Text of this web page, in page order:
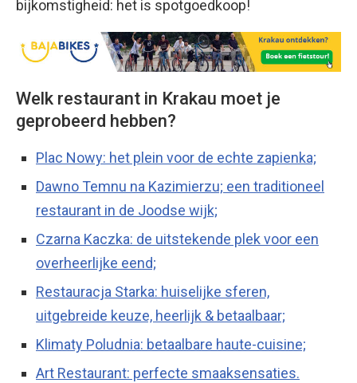
bijkomstigheid: het is spotgoedkoop!
Welk restaurant in Krakau moet je
geprobeerd hebben?
Plac Nowy: het plein voor de echte zapienka;
Dawno Temnu na Kazimierzu; een traditioneel
restaurant in de Joodse wijk;
Czarna Kaczka: de uitstekende plek voor een
overheerlijke eend;
Restauracja Starka: huiselijke sferen,
uitgebreide keuze, heerlijk & betaalbaar;
Klimaty Poludnia: betaalbare haute-cuisine;
Art Restaurant: perfecte smaaksensaties.